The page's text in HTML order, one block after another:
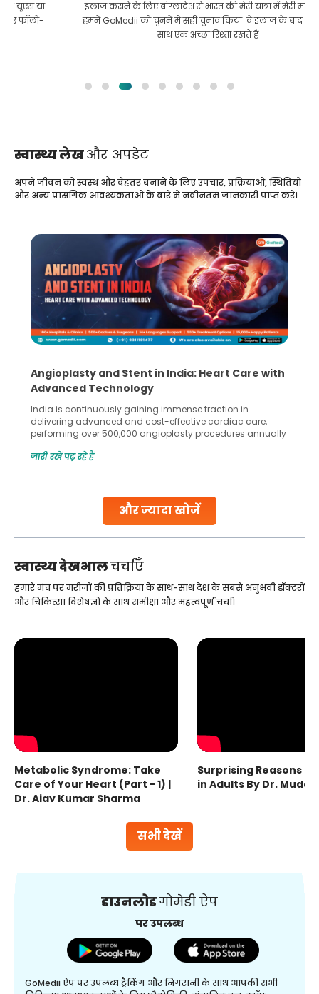
इलाज कराने के लिए बांग्लादेश से भारत की मेरी यात्रा में मेरी मदद की।
हमने GoMedii को चुनने में सही चुनाव किया। वे इलाज के बाद भी हमारे
साथ एक अच्छा रिश्ता रखते हैं
स्वास्थ्य लेखऔर अपडेट
और ज्यादा खोजें
अपने जीवन को स्वस्थ और बेहतर बनाने के लिए उपचार, प्रक्रियाओं, स्थितियों
और अन्य प्रासंगिक आवश्यकताओं के बारे में नवीनतम जानकारी प्राप्त करें।
Angioplasty and Stent in India: Heart Care with
Advanced Technology
India is continuously gaining immense traction in
delivering advanced and cost-effective cardiac care,
performing over 500,000 angioplasty procedures annually
globe are searching for treatments like angioplasty and
Studies, such as one published
जारी रखें पढ़ रहे हैं
स्वास्थ्य देखभालचर्चाएँ
सभी देखें
हमारे मंच पर मरीजों की प्रतिक्रिया के साथ-साथ देश के सबसे अनुभवी डॉक्टरों
और चिकित्सा विशेषज्ञों के साथ समीक्षा और महत्वपूर्ण चर्चा।
Metabolic Syndrome: Take
Care of Your Heart (Part - 1) |
Dr. Ajay Kumar Sharma
Surprising Reasons
in Adults By Dr.
डाउनलोडगोमेडी ऐप
पर उपलब्ध
GoMedii ऐप पर उपलब्ध ट्रैकिंग और निगरानी के साथ आपकी सभी